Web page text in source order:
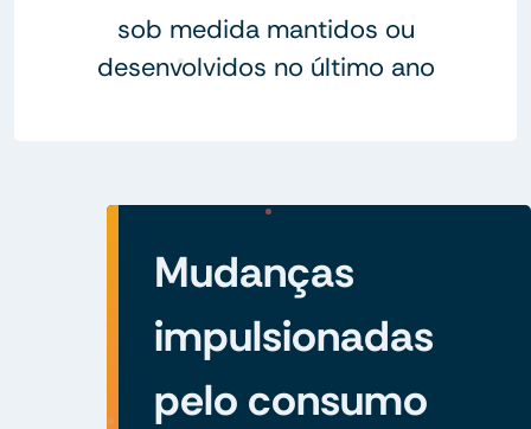
sob medida mantidos ou
desenvolvidos no último ano
Mudanças
impulsionadas
pelo consumo